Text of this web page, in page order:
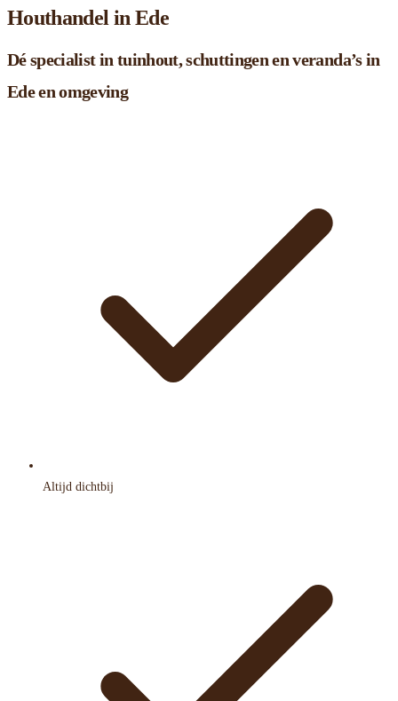
Houthandel in Ede
Dé specialist in tuinhout, schuttingen en veranda’s in
Ede en omgeving
Altijd dichtbij